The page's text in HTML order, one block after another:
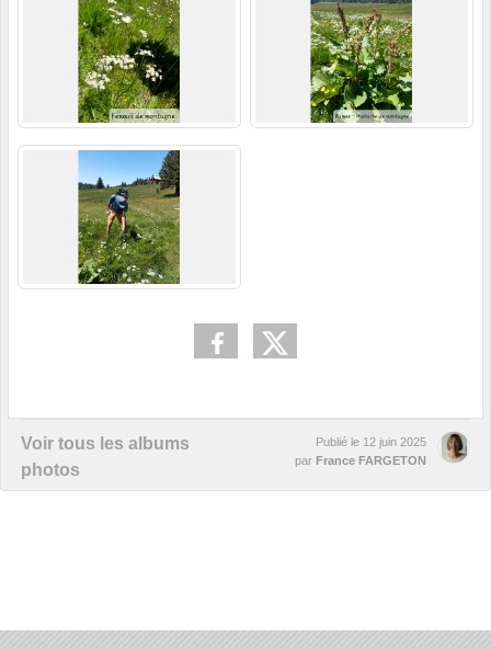
Voir tous les albums
photos
Publié le 12 juin 2025
par France FARGETON